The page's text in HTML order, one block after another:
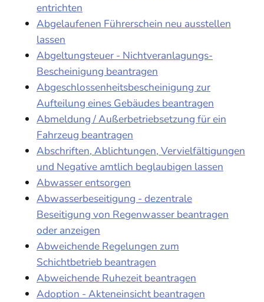
entrichten
Abgelaufenen Führerschein neu ausstellen
lassen
Abgeltungsteuer - Nichtveranlagungs-
Bescheinigung beantragen
Abgeschlossenheitsbescheinigung zur
Aufteilung eines Gebäudes beantragen
Abmeldung / Außerbetriebsetzung für ein
Fahrzeug beantragen
Abschriften, Ablichtungen, Vervielfältigungen
und Negative amtlich beglaubigen lassen
Abwasser entsorgen
Abwasserbeseitigung - dezentrale
Beseitigung von Regenwasser beantragen
oder anzeigen
Abweichende Regelungen zum
Schichtbetrieb beantragen
Abweichende Ruhezeit beantragen
Adoption - Akteneinsicht beantragen